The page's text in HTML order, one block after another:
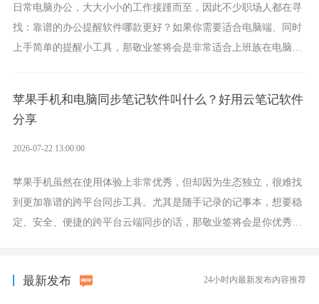
日常电脑办公，大大小小的工作接踵而至，因此不少职场人都在寻
找：靠谱的办公提醒软件哪款更好？如果你需要适合电脑端、同时
上手简单的提醒小工具，那敬业签将会是非常适合上班族在电脑上
苹果手机和电脑同步笔记软件叫什么？好用云笔记软件
分享
2026-07-22 13:00:00
苹果手机虽然在使用体验上非常优秀，但却因为生态独立，很难找
到更加靠谱的跨平台同步工具。尤其是随手记录的记事本，想要稳
定、安全、便捷的跨平台云端同步的话，那敬业签将会是你优秀的
最新发布 24小时内最新发布内容推荐